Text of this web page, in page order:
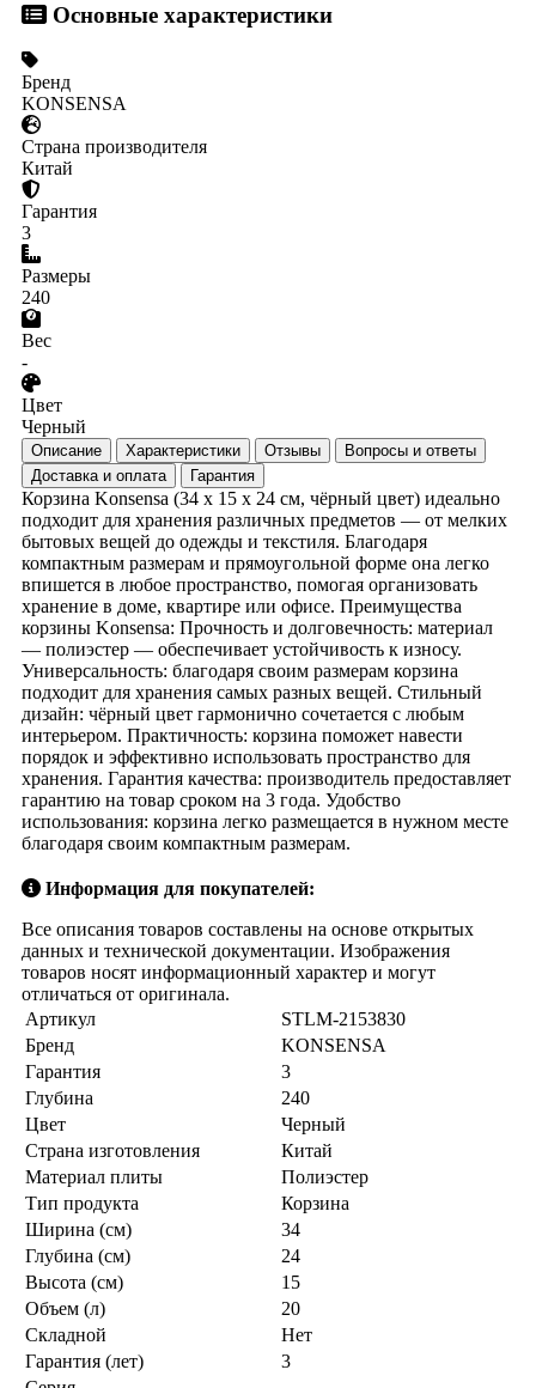
Основные характеристики
Бренд
KONSENSA
Страна производителя
Китай
Гарантия
3
Размеры
240
Вес
-
Цвет
Черный
Описание Характеристики Отзывы
Вопросы и ответы
Доставка и оплата
Гарантия
Корзина Konsensa (34 x 15 x 24 см, чёрный цвет) идеально
подходит для хранения различных предметов — от мелких
бытовых вещей до одежды и текстиля. Благодаря
компактным размерам и прямоугольной форме она легко
впишется в любое пространство, помогая организовать
хранение в доме, квартире или офисе. Преимущества
корзины Konsensa: Прочность и долговечность: материал
— полиэстер — обеспечивает устойчивость к износу.
Универсальность: благодаря своим размерам корзина
подходит для хранения самых разных вещей. Стильный
дизайн: чёрный цвет гармонично сочетается с любым
интерьером. Практичность: корзина поможет навести
порядок и эффективно использовать пространство для
хранения. Гарантия качества: производитель предоставляет
гарантию на товар сроком на 3 года. Удобство
использования: корзина легко размещается в нужном месте
благодаря своим компактным размерам.
Информация для покупателей:
Все описания товаров составлены на основе открытых
данных и технической документации. Изображения
товаров носят информационный характер и могут
отличаться от оригинала.
Артикул
STLM-2153830
Бренд
KONSENSA
Гарантия
3
Глубина
240
Цвет
Черный
Страна изготовления
Китай
Материал плиты
Полиэстер
Тип продукта
Корзина
Ширина (см)
34
Глубина (см)
24
Высота (см)
15
Объем (л)
20
Складной
Нет
Гарантия (лет)
3